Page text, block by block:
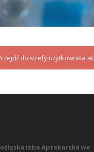
do strefy użytkownika
Izba Aptekarska we